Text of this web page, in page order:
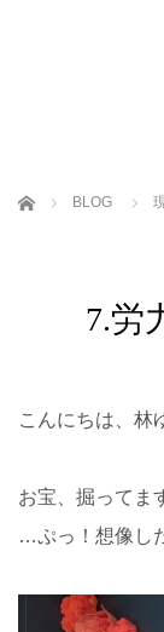
ホーム BLOG
7.労
こんにちは、林
お宝、掘ってま
…ぷっ！想像し